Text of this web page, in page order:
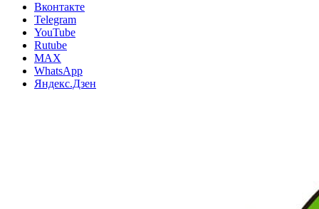
Вконтакте
Telegram
YouTube
Rutube
MAX
WhatsApp
Яндекс.Дзен